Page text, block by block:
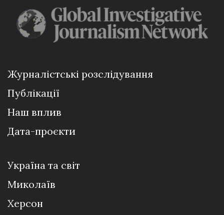
Журналістські розслідування
Публікації
Наш вплив
Дата-проєкти
Україна та світ
Миколаїв
Херсон